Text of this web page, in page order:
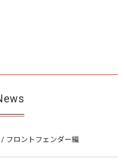
/ フロントフェンダー編